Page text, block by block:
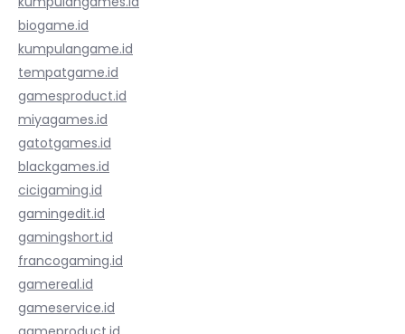
biogame.id
kumpulangame.id
tempatgame.id
gamesproduct.id
miyagames.id
gatotgames.id
blackgames.id
cicigaming.id
gamingedit.id
gamingshort.id
francogaming.id
gamereal.id
gameservice.id